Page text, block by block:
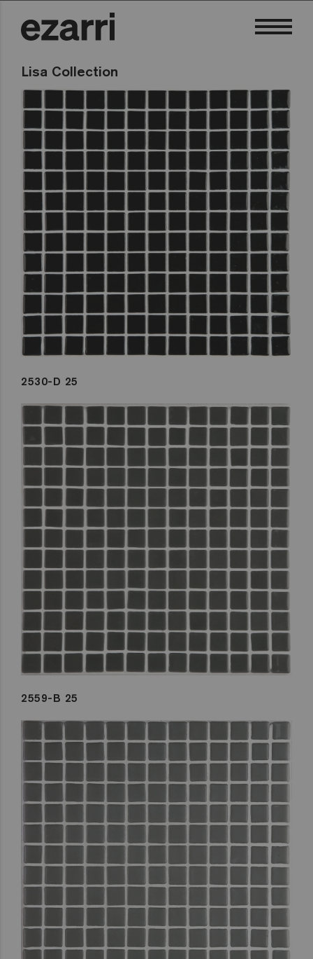
Lisa Collection
2530-D 25
2559-B 25